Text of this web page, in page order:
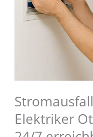
Elektriker